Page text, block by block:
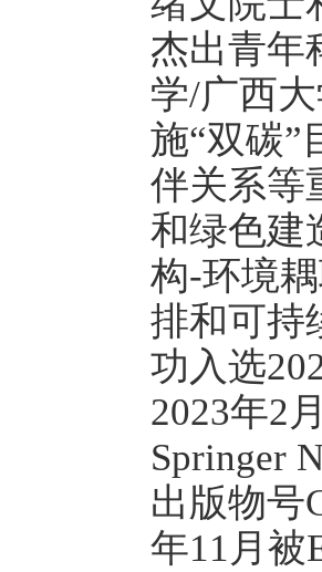
杰出青年
学/广西
施“双碳”
伴关系等
和绿色建
构-环境
排和可持
功入选
2023年2
Springer
出版物号
年11月被